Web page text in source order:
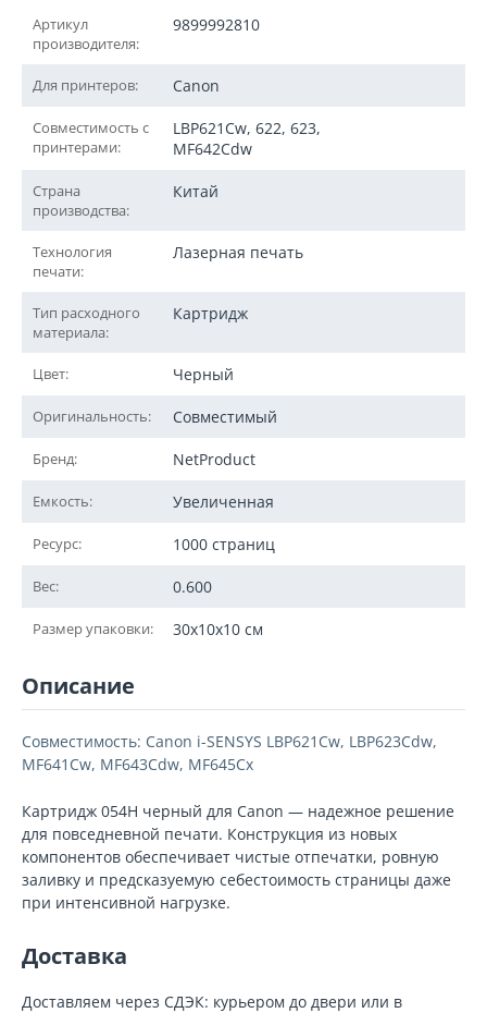
Артикул
производителя:
9899992810
Для принтеров: Canon
Совместимость с
принтерами:
LBP621Cw, 622, 623,
MF642Cdw
Страна
производства:
Китай
Технология
печати:
Лазерная печать
Тип расходного
материала:
Картридж
Цвет: Черный
Оригинальность: Совместимый
Бренд: NetProduct
Емкость: Увеличенная
Ресурс: 1000 страниц
Вес: 0.600
Размер упаковки: 30x10x10 см
Описание
Совместимость: Canon i-SENSYS LBP621Cw, LBP623Cdw,
MF641Cw, MF643Cdw, MF645Cx
Картридж 054H черный для Canon — надежное решение
для повседневной печати. Конструкция из новых
компонентов обеспечивает чистые отпечатки, ровную
заливку и предсказуемую себестоимость страницы даже
при интенсивной нагрузке.
Доставка
Доставляем через СДЭК: курьером до двери или в